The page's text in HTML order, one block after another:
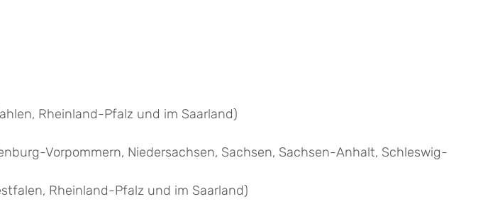
Rheinland-Pfalz und im Saarland)
Vorpommern, Niedersachsen, Sachsen, Sachsen-Anhalt, Schleswig-
Rheinland-Pfalz und im Saarland)